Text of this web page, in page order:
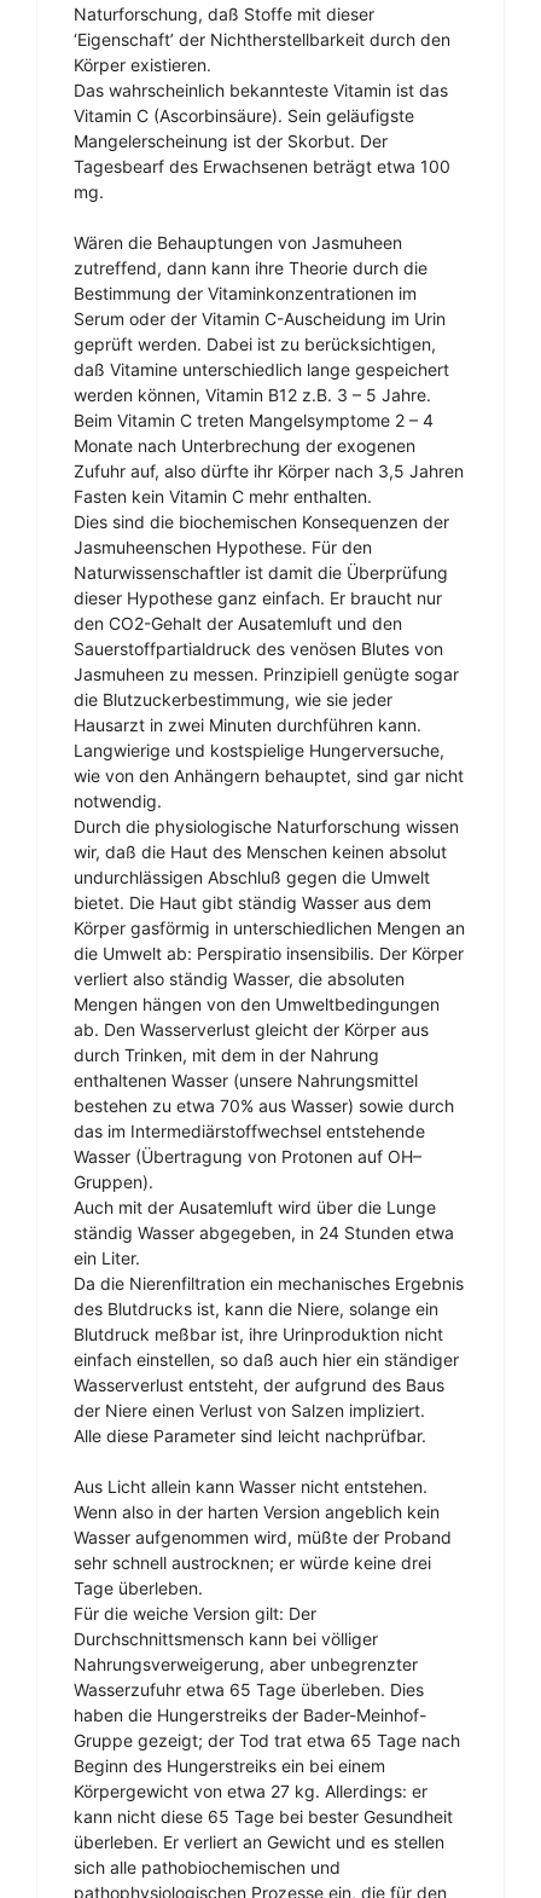
Naturforschung, daß Stoffe mit dieser
‘Eigenschaft’ der Nichtherstellbarkeit durch den
Körper existieren.
Das wahrscheinlich bekannteste Vitamin ist das
Vitamin C (Ascorbinsäure). Sein geläufigste
Mangelerscheinung ist der Skorbut. Der
Tagesbearf des Erwachsenen beträgt etwa 100
mg.
Wären die Behauptungen von Jasmuheen
zutreffend, dann kann ihre Theorie durch die
Bestimmung der Vitaminkonzentrationen im
Serum oder der Vitamin C-Auscheidung im Urin
geprüft werden. Dabei ist zu berücksichtigen,
daß Vitamine unterschiedlich lange gespeichert
werden können, Vitamin B12 z.B. 3 – 5 Jahre.
Beim Vitamin C treten Mangelsymptome 2 – 4
Monate nach Unterbrechung der exogenen
Zufuhr auf, also dürfte ihr Körper nach 3,5 Jahren
Fasten kein Vitamin C mehr enthalten.
Dies sind die biochemischen Konsequenzen der
Jasmuheenschen Hypothese. Für den
Naturwissenschaftler ist damit die Überprüfung
dieser Hypothese ganz einfach. Er braucht nur
den CO2-Gehalt der Ausatemluft und den
Sauerstoffpartialdruck des venösen Blutes von
Jasmuheen zu messen. Prinzipiell genügte sogar
die Blutzuckerbestimmung, wie sie jeder
Hausarzt in zwei Minuten durchführen kann.
Langwierige und kostspielige Hungerversuche,
wie von den Anhängern behauptet, sind gar nicht
notwendig.
Durch die physiologische Naturforschung wissen
wir, daß die Haut des Menschen keinen absolut
undurchlässigen Abschluß gegen die Umwelt
bietet. Die Haut gibt ständig Wasser aus dem
Körper gasförmig in unterschiedlichen Mengen an
die Umwelt ab: Perspiratio insensibilis. Der Körper
verliert also ständig Wasser, die absoluten
Mengen hängen von den Umweltbedingungen
ab. Den Wasserverlust gleicht der Körper aus
durch Trinken, mit dem in der Nahrung
enthaltenen Wasser (unsere Nahrungsmittel
bestehen zu etwa 70% aus Wasser) sowie durch
das im Intermediärstoffwechsel entstehende
Wasser (Übertragung von Protonen auf OH–
Gruppen).
Auch mit der Ausatemluft wird über die Lunge
ständig Wasser abgegeben, in 24 Stunden etwa
ein Liter.
Da die Nierenfiltration ein mechanisches Ergebnis
des Blutdrucks ist, kann die Niere, solange ein
Blutdruck meßbar ist, ihre Urinproduktion nicht
einfach einstellen, so daß auch hier ein ständiger
Wasserverlust entsteht, der aufgrund des Baus
der Niere einen Verlust von Salzen impliziert.
Alle diese Parameter sind leicht nachprüfbar.
Aus Licht allein kann Wasser nicht entstehen.
Wenn also in der harten Version angeblich kein
Wasser aufgenommen wird, müßte der Proband
sehr schnell austrocknen; er würde keine drei
Tage überleben.
Für die weiche Version gilt: Der
Durchschnittsmensch kann bei völliger
Nahrungsverweigerung, aber unbegrenzter
Wasserzufuhr etwa 65 Tage überleben. Dies
haben die Hungerstreiks der Bader-Meinhof-
Gruppe gezeigt; der Tod trat etwa 65 Tage nach
Beginn des Hungerstreiks ein bei einem
Körpergewicht von etwa 27 kg. Allerdings: er
kann nicht diese 65 Tage bei bester Gesundheit
überleben. Er verliert an Gewicht und es stellen
sich alle pathobiochemischen und
pathophysiologischen Prozesse ein, die für den